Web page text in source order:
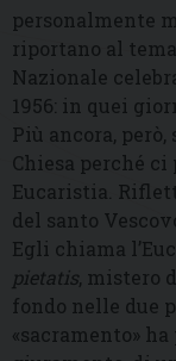
personalmente
riportano al
Nazionale
1956: in quei
Più ancora,
Chiesa perché
Eucaristia.
del santo
Egli chiama
pietatis, mistero
fondo nelle due
«sacramento»